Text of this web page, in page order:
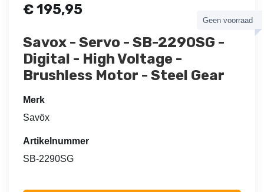
€195,95
Geen voorraad
Savox - Servo - SB-2290SG -
Digital - High Voltage -
Brushless Motor - Steel Gear
Merk
Savöx
Artikelnummer
SB-2290SG